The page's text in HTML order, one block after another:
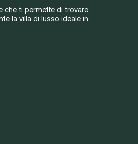
che ti permette di trovare
la villa di lusso ideale in